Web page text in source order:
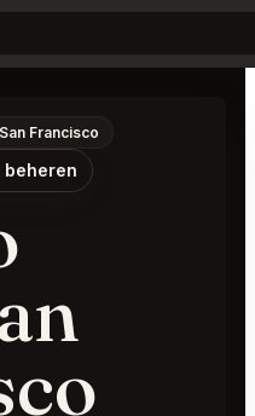
Francisco
beheren